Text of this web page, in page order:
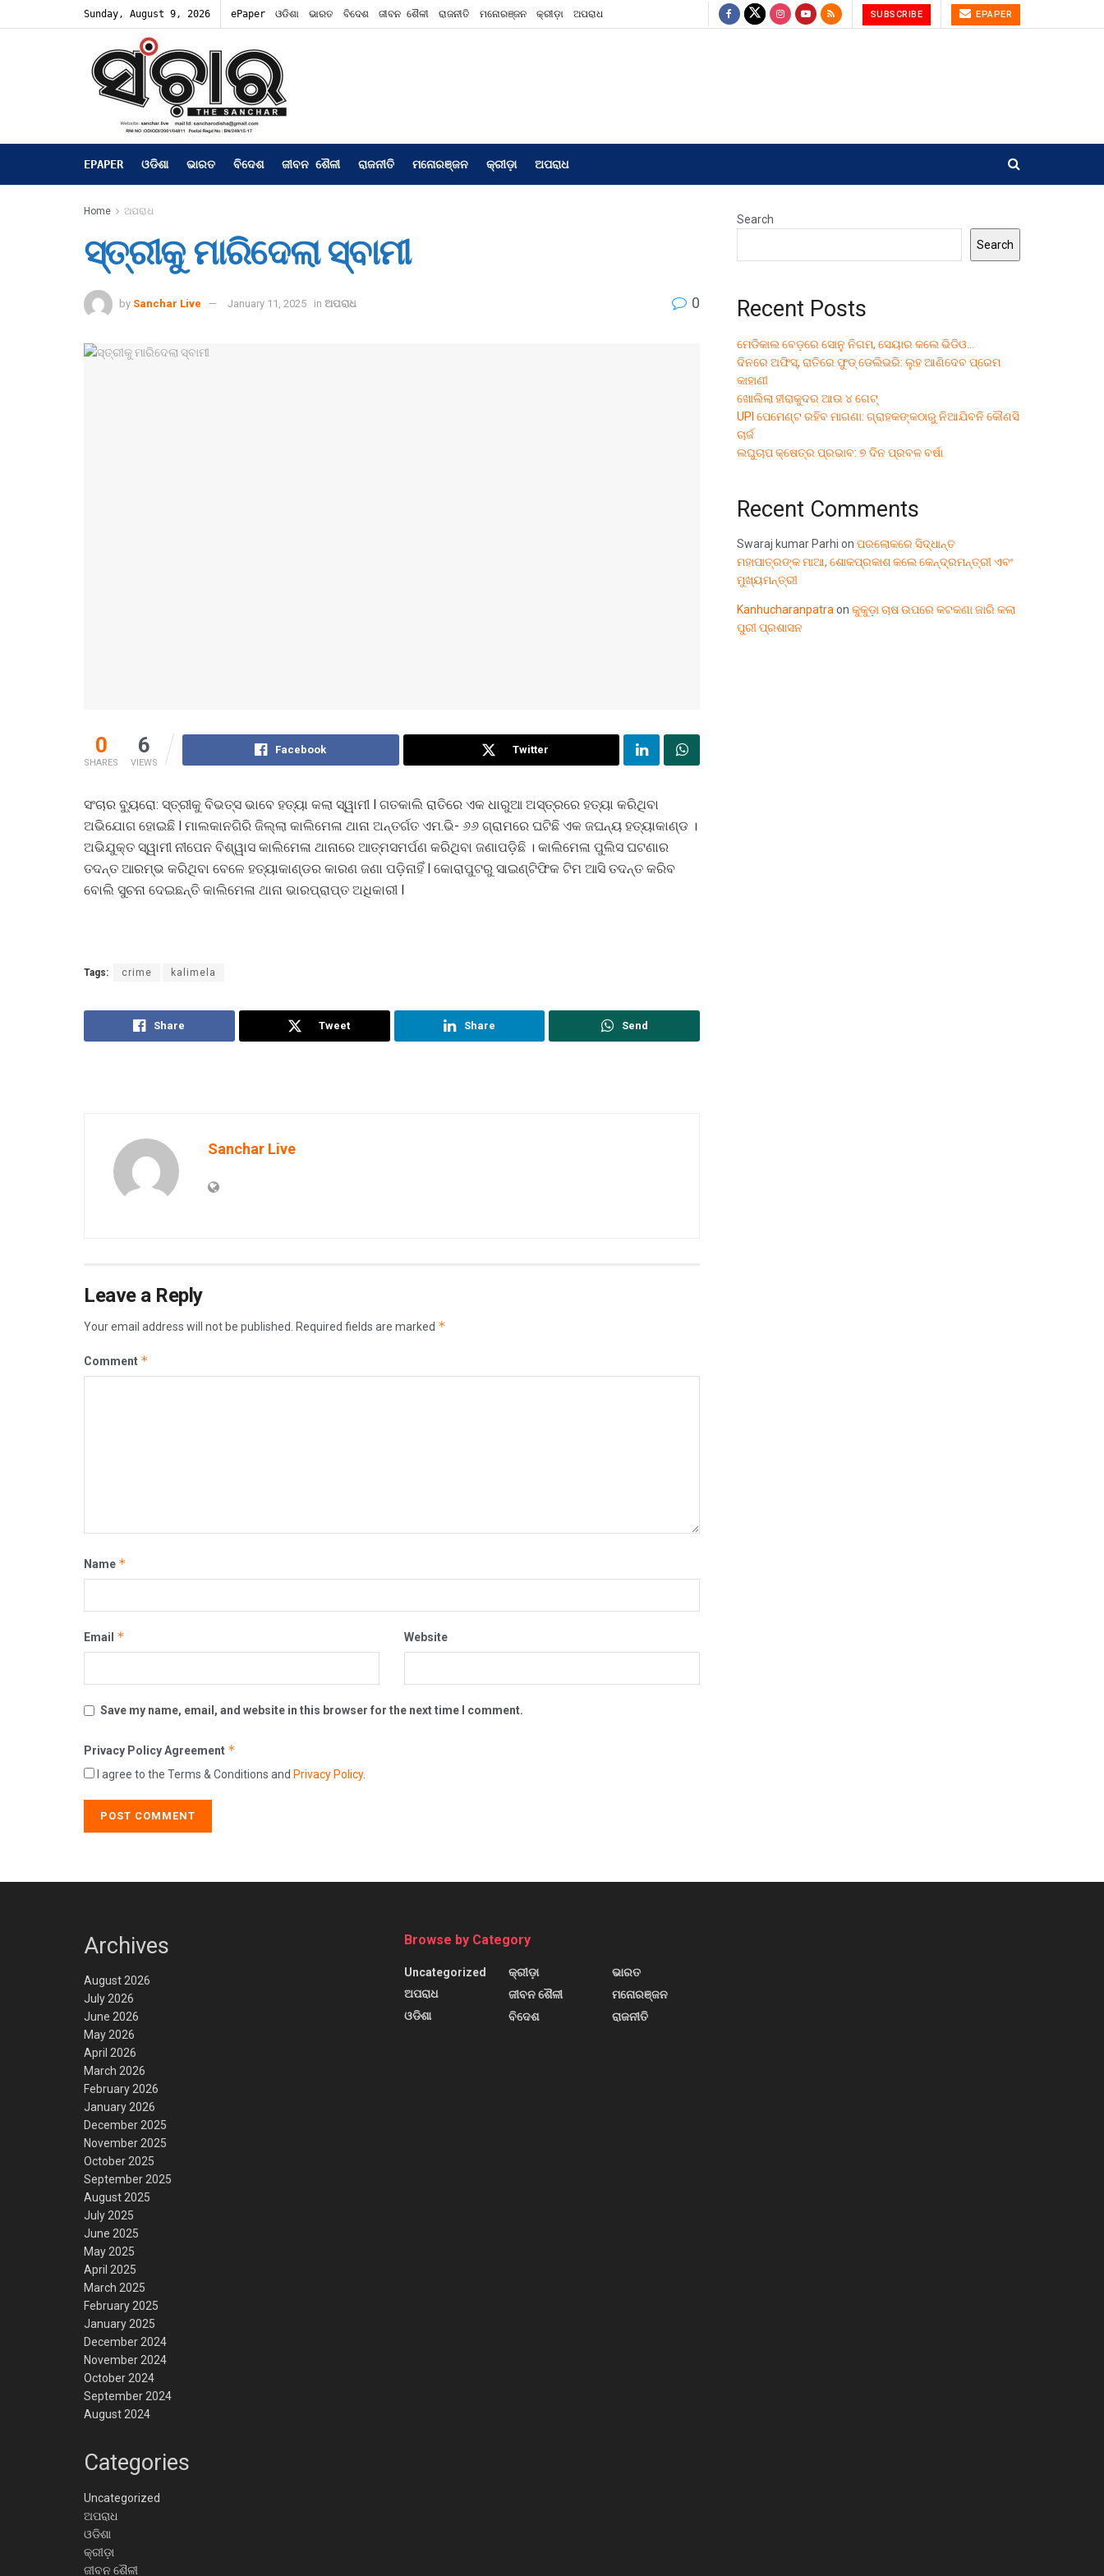
Sunday, August 9, 2026 ePaper ଓଡିଶା ଭାରତ ବିଦେଶ ଜୀବନ ଶୈଳୀ ରାଜନୀତି ମନୋରଞ୍ଜନ କ୍ରୀଡ଼ା ଅପରାଧ SUBSCRIBE EPAPER
EPAPER ଓଡିଶା ଭାରତ ବିଦେଶ ଜୀବନ ଶୈଳୀ ରାଜନୀତି ମନୋରଞ୍ଜନ କ୍ରୀଡ଼ା ଅପରାଧ
Home ଅପରାଧ
ସ୍ତ୍ରୀକୁ ମାରିଦେଲା ସ୍ବାମୀ
by Sanchar Live January 11, 2025 in ଅପରାଧ 0
0
SHARES
6
VIEWS
Facebook Twitter
ସଂଚାର ବ୍ୟୁରୋ: ସ୍ତ୍ରୀକୁ ବିଭତ୍ସ ଭାବେ ହତ୍ୟା କଲା ସ୍ୱାମୀ l ଗତକାଲି ରାତିରେ ଏକ ଧାରୁଆ ଅସ୍ତ୍ରରେ ହତ୍ୟା କରିଥିବା
ଅଭିଯୋଗ ହୋଇଛି l ମାଲକାନଗିରି ଜିଲ୍ଲା କାଲିମେଳା ଥାନା ଅନ୍ତର୍ଗତ ଏମ.ଭି- ୬୬ ଗ୍ରାମରେ ଘଟିଛି ଏକ ଜଘନ୍ୟ ହତ୍ୟାକାଣ୍ଡ ।
ଅଭିଯୁକ୍ତ ସ୍ୱାମୀ ନୀପେନ ବିଶ୍ୱାସ କାଲିମେଳା ଥାନାରେ ଆତ୍ମସମର୍ପଣ କରିଥିବା ଜଣାପଡ଼ିଛି । କାଲିମେଳା ପୁଲିସ ଘଟଣାର
ତଦନ୍ତ ଆରମ୍ଭ କରିଥିବା ବେଳେ ହତ୍ୟାକାଣ୍ଡର କାରଣ ଜଣା ପଡ଼ିନାହିଁ l କୋରାପୁଟରୁ ସାଇଣ୍ଟିଫିକ ଟିମ ଆସି ତଦନ୍ତ କରିବ
ବୋଲି ସୁଚନା ଦେଇଛନ୍ତି କାଲିମେଳା ଥାନା ଭାରପ୍ରାପ୍ତ ଅଧିକାରୀ l
Tags: crime kalimela
Share Tweet Share Send
Sanchar Live
Leave a Reply
Your email address will not be published. Required fields are marked *
Comment *
Name *
Email * Website
Save my name, email, and website in this browser for the next time I comment.
Privacy Policy Agreement *
I agree to the Terms & Conditions and Privacy Policy.
Search
Search
Recent Posts
ମେଡିକାଲ ବେଡ଼ରେ ସୋନୁ ନିଗମ, ସେୟାର କଲେ ଭିଡିଓ…
ଦିନରେ ଅଫିସ୍, ରାତିରେ ଫୁଡ୍ ଡେଲିଭରି: ଲୁହ ଆଣିଦେବ ପ୍ରେମ
କାହାଣୀ
ଖୋଲିଲା ହୀରାକୁଦର ଆଉ ୪ ଗେଟ୍
UPI ପେମେଣ୍ଟ ରହିବ ମାଗଣା: ଗ୍ରାହକଙ୍କଠାରୁ ନିଆଯିବନି କୌଣସି
ଚାର୍ଜ
ଲଘୁଚାପ କ୍ଷେତ୍ର ପ୍ରଭାବ: ୭ ଦିନ ପ୍ରବଳ ବର୍ଷା
Recent Comments
Swaraj kumar Parhi on ପରଲୋକରେ ସିଦ୍ଧାନ୍ତ
ମହାପାତ୍ରଙ୍କ ମାଆ, ଶୋକପ୍ରକାଶ କଲେ କେନ୍ଦ୍ରମନ୍ତ୍ରୀ ଏବଂ
ମୁଖ୍ୟମନ୍ତ୍ରୀ
Kanhucharanpatraon କୁକୁଡ଼ା ଚାଷ ଉପରେ କଟକଣା ଜାରି କଲା
ପୁରୀ ପ୍ରଶାସନ
Archives
August 2026
July 2026
June 2026
May 2026
April 2026
March 2026
February 2026
January 2026
December 2025
November 2025
October 2025
September 2025
August 2025
July 2025
June 2025
May 2025
April 2025
March 2025
February 2025
January 2025
December 2024
November 2024
October 2024
September 2024
August 2024
Categories
Uncategorized
ଅପରାଧ
ଓଡିଶା
କ୍ରୀଡ଼ା
ଜୀବନ ଶୈଳୀ
Browse by Category
Uncategorized
ଅପରାଧ
ଓଡିଶା
କ୍ରୀଡ଼ା
ଜୀବନ ଶୈଳୀ
ବିଦେଶ
ଭାରତ
ମନୋରଞ୍ଜନ
ରାଜନୀତି